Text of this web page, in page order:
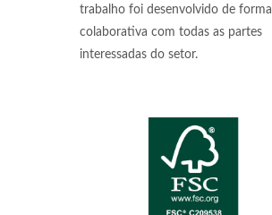
trabalho foi desenvolvido de forma
colaborativa com todas as partes
interessadas do setor.